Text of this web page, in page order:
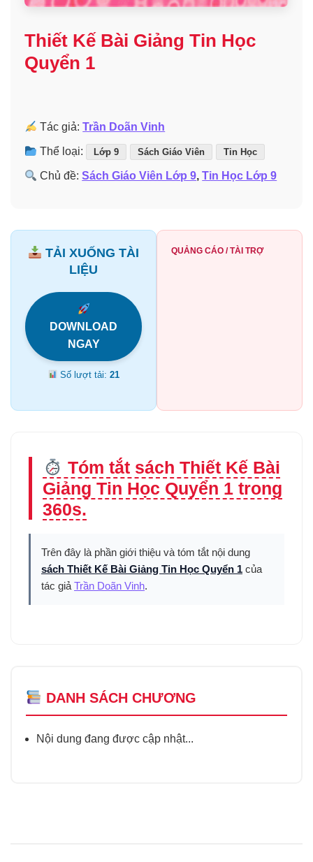
Thiết Kế Bài Giảng Tin Học
Quyển 1
Tác giả:Trần Doãn Vinh
Thể loại: Lớp 9 Sách Giáo Viên Tin Học
Chủ đề:Sách Giáo Viên Lớp 9,Tin Học Lớp 9
TẢI XUỐNG TÀI
LIỆU
DOWNLOAD
NGAY
Số lượt tải:21
QUẢNG CÁO / TÀI TRỢ
Tóm tắt sách Thiết Kế Bài
Giảng Tin Học Quyển 1 trong
360s.
Trên đây là phần giới thiệu và tóm tắt nội dung
sách Thiết Kế Bài Giảng Tin Học Quyển 1 của
tác giả Trần Doãn Vinh.
DANH SÁCH CHƯƠNG
Nội dung đang được cập nhật...